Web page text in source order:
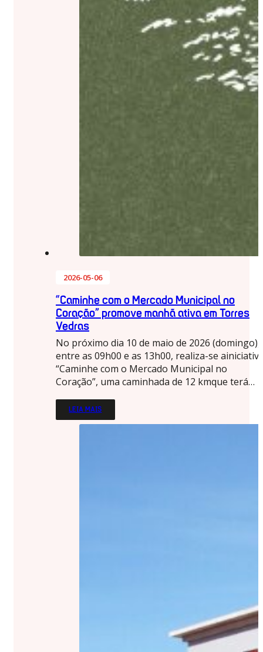
2026-05-06
“Caminhe com o Mercado Municipal no
Coração” promove manhã ativa em Torres
Vedras
No próximo dia 10 de maio de 2026 (domingo),
entre as 09h00 e as 13h00, realiza-se
“Caminhe com o Mercado Municipal no
Coração”, uma caminhada de 12 kmque terá…
LEIA MAIS